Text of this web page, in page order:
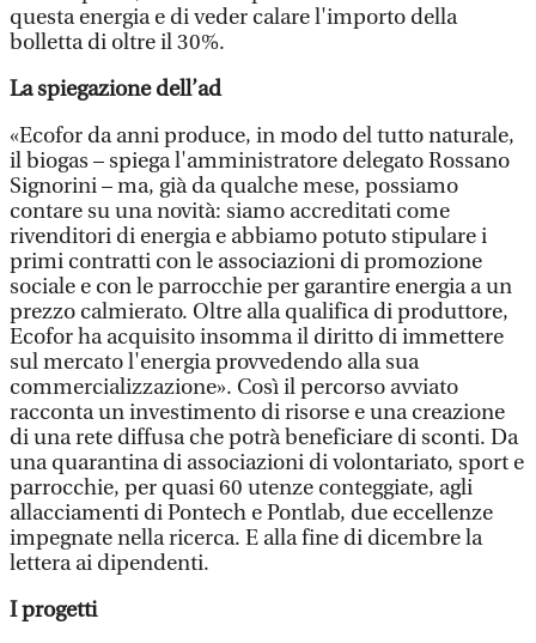
questa energia e di veder calare l'importo della
bolletta di oltre il 30%.
La spiegazione dell’ad
«Ecofor da anni produce, in modo del tutto naturale,
il biogas – spiega l'amministratore delegato Rossano
Signorini – ma, già da qualche mese, possiamo
contare su una novità: siamo accreditati come
rivenditori di energia e abbiamo potuto stipulare i
primi contratti con le associazioni di promozione
sociale e con le parrocchie per garantire energia a un
prezzo calmierato. Oltre alla qualifica di produttore,
Ecofor ha acquisito insomma il diritto di immettere
sul mercato l'energia provvedendo alla sua
commercializzazione». Così il percorso avviato
racconta un investimento di risorse e una creazione
di una rete diffusa che potrà beneficiare di sconti. Da
una quarantina di associazioni di volontariato, sport e
parrocchie, per quasi 60 utenze conteggiate, agli
allacciamenti di Pontech e Pontlab, due eccellenze
impegnate nella ricerca. E alla fine di dicembre la
lettera ai dipendenti.
I progetti